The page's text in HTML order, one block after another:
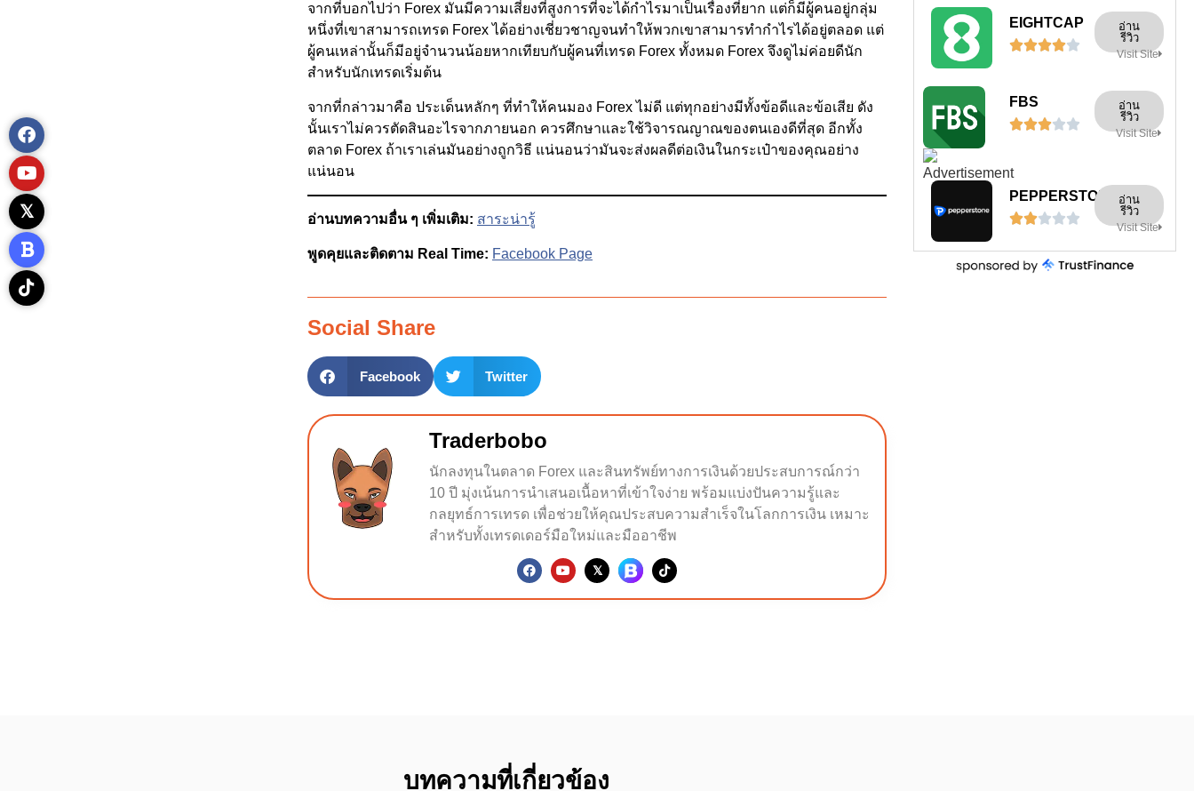
จากที่บอกไปว่า Forex มันมีความเสี่ยงที่สูงการที่จะได้กำไรมาเป็นเรื่องที่ยาก แต่ก็มีผู้คนอยู่กลุ่ม
หนึ่งที่เขาสามารถเทรด Forex ได้อย่างเชี่ยวชาญจนทำให้พวกเขาสามารทำกำไรได้อยู่ตลอด แต่
ผู้คนเหล่านั้นก็มีอยู่จำนวนน้อยหากเทียบกับผู้คนที่เทรด Forex ทั้งหมด Forex จึงดูไม่ค่อยดีนัก
สำหรับนักเทรดเริ่มต้น
จากที่กล่าวมาคือ ประเด็นหลักๆ ที่ทำให้คนมอง Forex ไม่ดี แต่ทุกอย่างมีทั้งข้อดีและข้อเสีย ดัง
นั้นเราไม่ควรตัดสินอะไรจากภายนอก ควรศึกษาและใช้วิจารณญาณของตนเองดีที่สุด อีกทั้ง
ตลาด Forex ถ้าเราเล่นมันอย่างถูกวิธี แน่นอนว่ามันจะส่งผลดีต่อเงินในกระเป๋าของคุณอย่าง
แน่นอน
อ่านบทความอื่น ๆ เพิ่มเติม: สาระน่ารู้
พูดคุยและติดตาม Real Time: Facebook Page
Social Share
Facebook Twitter
Traderbobo
นักลงทุนในตลาด Forex และสินทรัพย์ทางการเงินด้วยประสบการณ์กว่า
10 ปี มุ่งเน้นการนำเสนอเนื้อหาที่เข้าใจง่าย พร้อมแบ่งปันความรู้และ
กลยุทธ์การเทรด เพื่อช่วยให้คุณประสบความสำเร็จในโลกการเงิน เหมาะ
สำหรับทั้งเทรดเดอร์มือใหม่และมืออาชีพ
EIGHTCAP

อ่าน
รีวิว
Visit Site
FBS

อ่าน
รีวิว
Visit Site
PEPPERSTONE

อ่าน
รีวิว
Visit Site
บทความที่เกี่ยวข้อง